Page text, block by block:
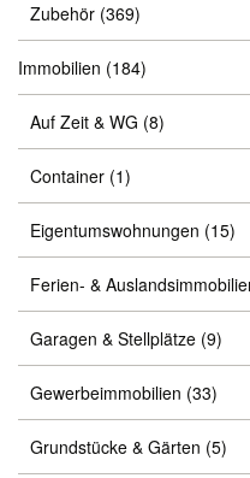
Zubehör (369)
Immobilien (184)
Auf Zeit & WG (8)
Container (1)
Eigentumswohnungen (15)
Ferien- &
Garagen & Stellplätze (9)
Gewerbeimmobilien (33)
Grundstücke & Gärten (5)